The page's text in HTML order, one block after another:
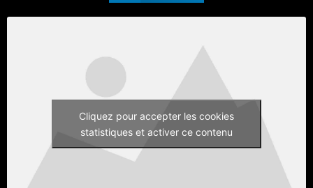
Cliquez pour accepter les cookies
statistiques et activer ce contenu